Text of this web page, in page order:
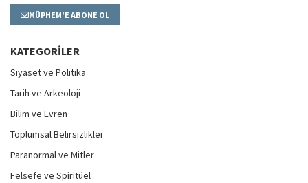
MÜPHEM'E ABONE OL
KATEGORILER
Siyaset ve Politika
Tarih ve Arkeoloji
Bilim ve Evren
Toplumsal Belirsizlikler
Paranormal ve Mitler
Felsefe ve Spiritüel